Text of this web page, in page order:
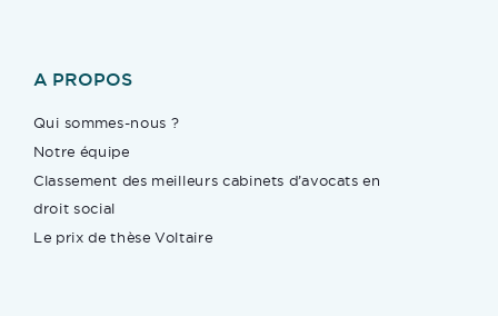
A PROPOS
Qui sommes-nous ?
Notre équipe
Classement des meilleurs cabinets d’avocats en
droit social
Le prix de thèse Voltaire